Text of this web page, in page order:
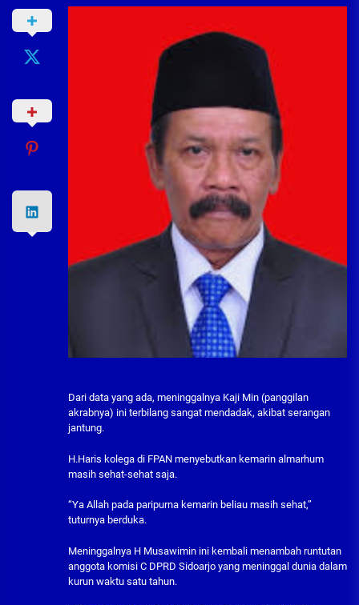
Dari data yang ada, meninggalnya Kaji Min (panggilan
akrabnya) ini terbilang sangat mendadak, akibat serangan
jantung.
H.Haris kolega di FPAN menyebutkan kemarin almarhum
masih sehat-sehat saja.
“Ya Allah pada paripurna kemarin beliau masih sehat,”
tuturnya berduka.
Meninggalnya H Musawimin ini kembali menambah runtutan
anggota komisi C DPRD Sidoarjo yang meninggal dunia dalam
kurun waktu satu tahun.